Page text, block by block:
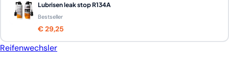
Lubrisen leak stop R134A
Bestseller
€ 29,25
Reifenwechsler